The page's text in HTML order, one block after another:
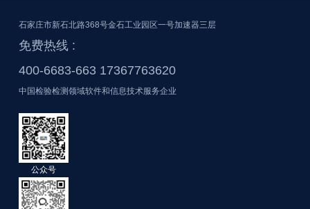
石家庄市新石北路368号金石工业园区一号加速器三层
免费热线 :
400-6683-663 17367763620
中国检验检测领域软件和信息技术服务企业
公众号